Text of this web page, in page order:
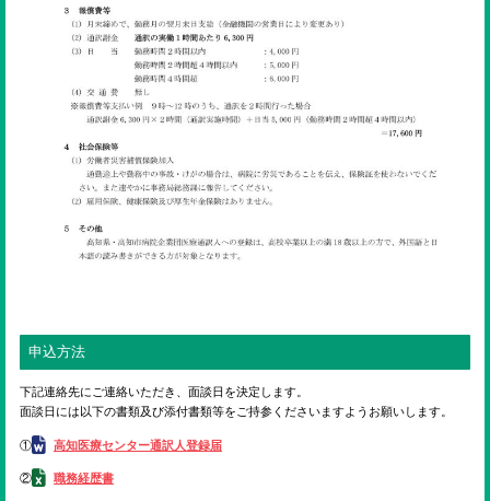
申込方法
下記連絡先にご連絡いただき、面談日を決定します。
面談日には以下の書類及び添付書類等をご持参くださいますようお願いします。
① 高知医療センター通訳人登録届
② 職務経歴書